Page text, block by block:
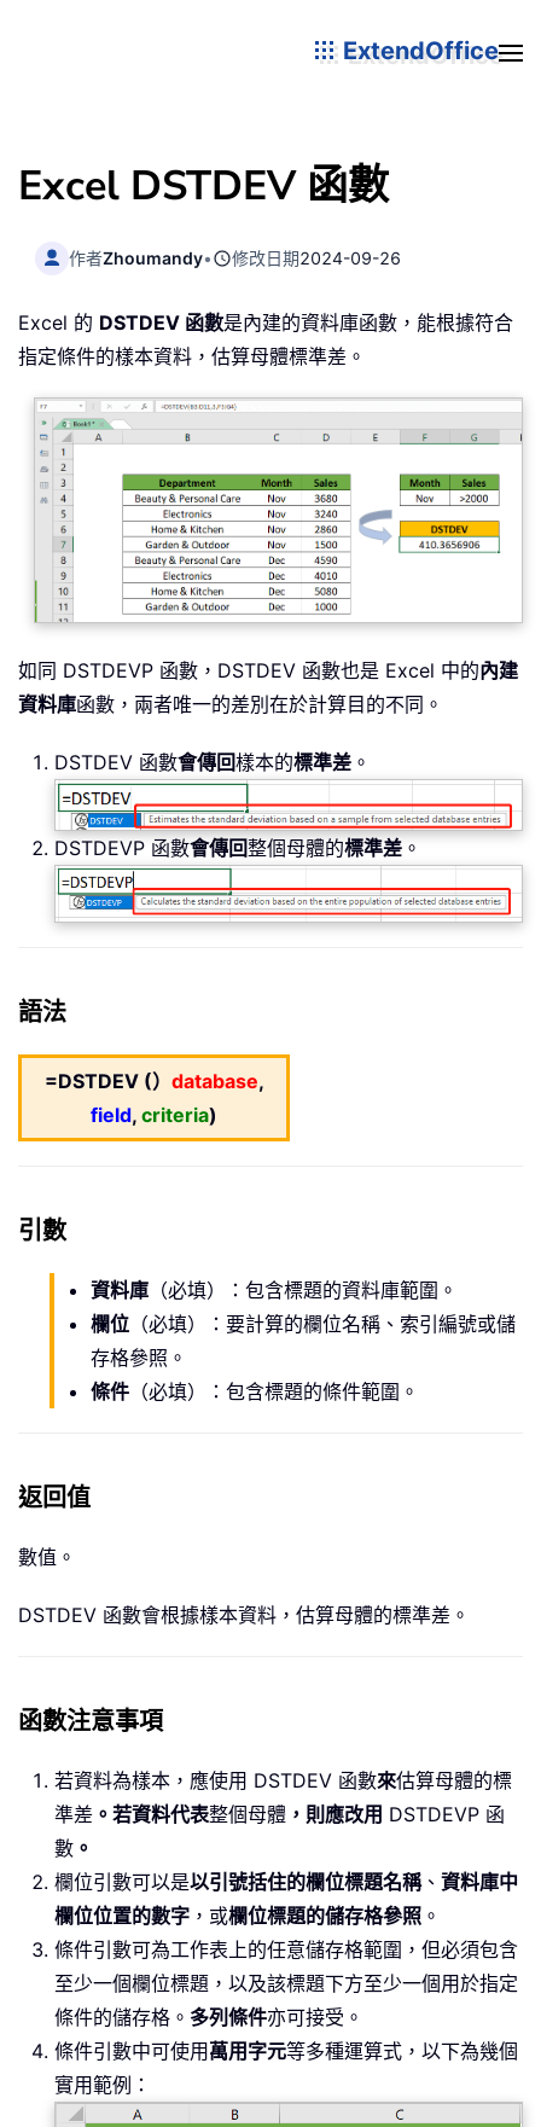
ExtendOffice
Excel DSTDEV 函數
作者Zhoumandy• 修改日期2024-09-26
Excel 的 DSTDEV 函數是內建的資料庫函數，能根據符合
指定條件的樣本資料，估算母體標準差。
如同 DSTDEVP 函數，DSTDEV 函數也是 Excel 中的內建
資料庫函數，兩者唯一的差別在於計算目的不同。
DSTDEV 函數會傳回樣本的標準差 。
DSTDEVP 函數會傳回整個母體的標準差 。
語法
=DSTDEV (） database,
field, criteria)
引數
資料庫 （必填）：包含標題的資料庫範圍。
欄位 （必填）：要計算的欄位名稱、索引編號或儲
存格參照。
條件 （必填）：包含標題的條件範圍。
返回值
數值。
DSTDEV 函數會根據樣本資料，估算母體的標準差。
函數注意事項
若資料為樣本，應使用 DSTDEV 函數來估算母體的標
準差 。若資料代表整個母體 ，則應改用 DSTDEVP 函
數 。
欄位引數可以是以引號括住的欄位標題名稱、 資料庫中
欄位位置的數字 ，或欄位標題的儲存格參照 。
條件引數可為工作表上的任意儲存格範圍，但必須包含
至少一個欄位標題，以及該標題下方至少一個用於指定
條件的儲存格。 多列條件亦可接受。
條件引數中可使用萬用字元等多種運算式，以下為幾個
實用範例：